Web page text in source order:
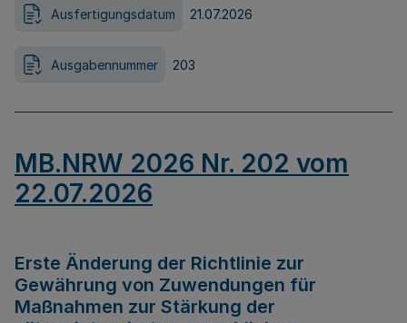
Ausfertigungsdatum 21.07.2026
Ausgabennummer 203
MB.NRW 2026 Nr. 202 vom
22.07.2026
Erste Änderung der Richtlinie zur
Gewährung von Zuwendungen für
Maßnahmen zur Stärkung der